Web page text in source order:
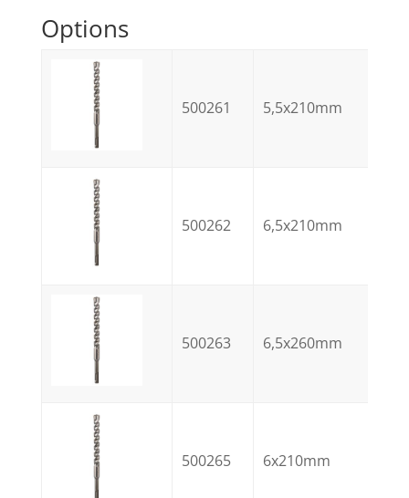
Options
500261 5,5x210mm
500262 6,5x210mm
500263 6,5x260mm
500265 6x210mm